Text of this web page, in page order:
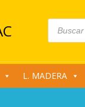
Products
search
L. MADERA